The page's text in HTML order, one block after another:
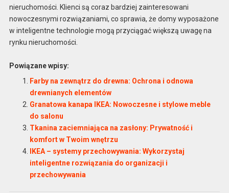
nieruchomości. Klienci są coraz bardziej zainteresowani
nowoczesnymi rozwiązaniami, co sprawia, że domy wyposażone
w inteligentne technologie mogą przyciągać większą uwagę na
rynku nieruchomości.
Powiązane wpisy:
Farby na zewnątrz do drewna: Ochrona i odnowa
drewnianych elementów
Granatowa kanapa IKEA: Nowoczesne i stylowe meble
do salonu
Tkanina zaciemniająca na zasłony: Prywatność i
komfort w Twoim wnętrzu
IKEA – systemy przechowywania: Wykorzystaj
inteligentne rozwiązania do organizacji i
przechowywania